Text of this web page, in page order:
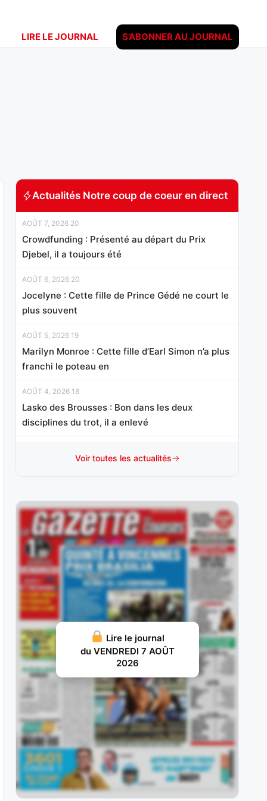
LIRE LE JOURNAL S’ABONNER AU JOURNAL
Actualités Notre coup de coeur en direct
AOÛT 7, 2026 20
Crowdfunding : Présenté au départ du Prix
Djebel, il a toujours été
AOÛT 6, 2026 20
Jocelyne : Cette fille de Prince Gédé ne court le
plus souvent
AOÛT 5, 2026 19
Marilyn Monroe : Cette fille d’Earl Simon n’a plus
franchi le poteau en
AOÛT 4, 2026 18
Lasko des Brousses : Bon dans les deux
disciplines du trot, il a enlevé
Anssio : Vainqueur de son handicap mi-octobre
AOÛT 1, 2026 15
Mister Chang : Révélé d’emblée à ce niveau à 3
ans, sur le
JUILLET 31, 2026 20
Nelliedonado : Programmée pour les handicaps,
elle a débuté par une probante
JUILLET 29, 2026 19
Ram Sea : Acheté aux ventes au prix fort en vue
d’une carrière
JUILLET 28, 2026 18
Ivrig Viking : Vainqueur de semi-classique sous
la selle pour le compte de
JUILLET 26, 2026 16
Vol d’Argent : Façonné pour les handicaps, il y a
fait preuve d’une
JUILLET 25, 2026 15
Voir toutes les actualités
Lire le journal
du VENDREDI 7 AOÛT
2026